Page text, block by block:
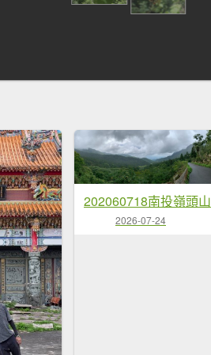
202060718南投嶺頭山
2026-07-24